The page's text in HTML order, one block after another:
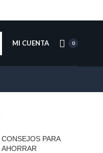
MI CUENTA 0
CONSEJOS PARA
AHORRAR